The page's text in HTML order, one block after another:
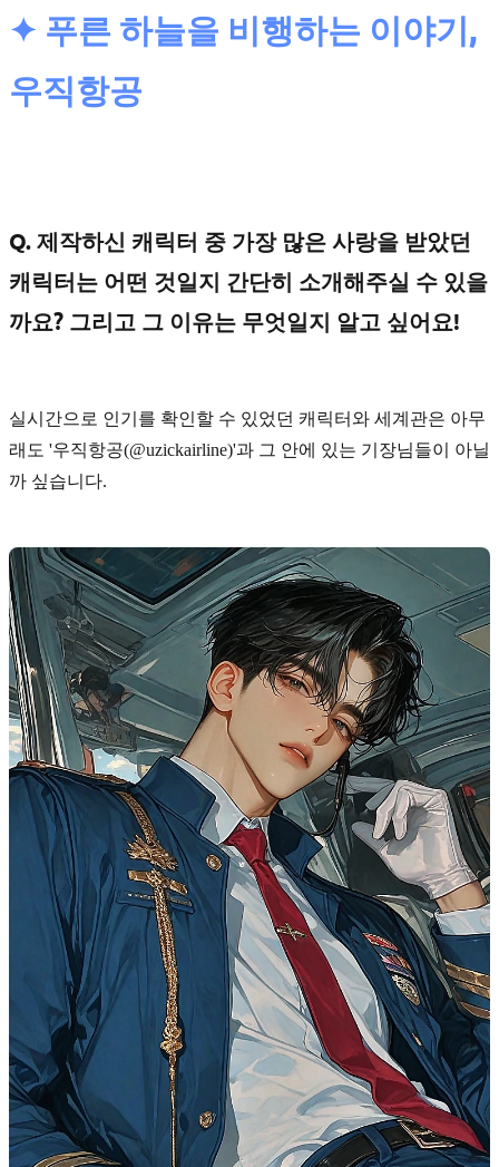
✦ 푸른 하늘을 비행하는 이야기,
우직항공
Q. 제작하신 캐릭터 중 가장 많은 사랑을 받았던
캐릭터는 어떤 것일지 간단히 소개해주실 수 있을
까요? 그리고 그 이유는 무엇일지 알고 싶어요!
실시간으로 인기를 확인할 수 있었던 캐릭터와 세계관은 아무
래도 '우직항공(@uzickairline)'과 그 안에 있는 기장님들이 아닐
까 싶습니다.